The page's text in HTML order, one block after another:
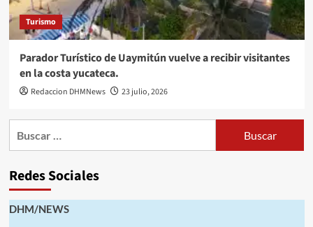
Turismo
Parador Turístico de Uaymitún vuelve a recibir visitantes
en la costa yucateca.
Redaccion DHMNews 23 julio, 2026
Redes Sociales
DHM/NEWS